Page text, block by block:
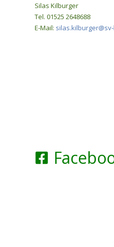
Silas Kilburger
Tel. 01525 2648688
E-Mail: